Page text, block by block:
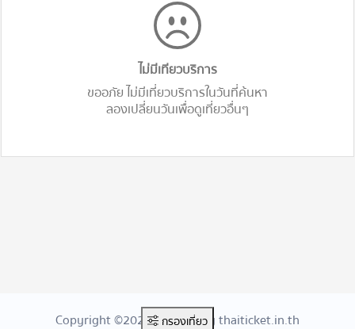
ไม่มีเทียวบริการ
ขออภัย ไม่มีเที่ยวบริการในวันที่ค้นหา
ลองเปลี่ยนวันเพื่อดูเที่ยวอื่นๆ
กรองเที่ยว
Copyright ©2026 Created By thaiticket.in.th